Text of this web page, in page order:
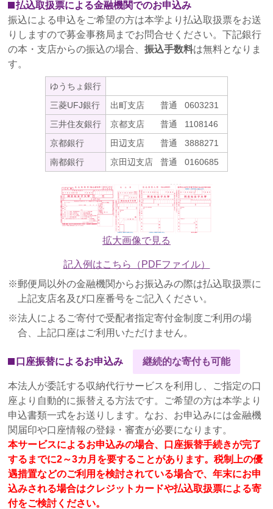
2022年度「ぶどうの樹サポーターの集い」のご案内
2022年12月13日
2022年中の日付での寄付領収書発行について
2022年11月30日
領収証発行日付基準の一部変更について
2022年11月17日
ぶどうの樹サポーターズ通信第9号を発行しました
2022年8月24日
2022年7月13日
第2回『ぶどうの樹オンライン講演会』を開催しまし
2022年6月20日
ぶどうの樹サポーターズ通信第８号を発行しました
2022年6月16日
【8/16（火）】大文字の送り火 観覧の会のご案内
2022年6月10日
【7/10（日）】ぶどうの樹オンライン講演会『くら
しをより豊かに～音楽と居住環境がもたらす効果
～』のご案内
2022年4月1日
2022年度の募集を開始いたしました
2022年2月24日
『ぶどうの樹オンライン講演会』を開催しました
払込取扱票による金融機関でのお申込み
振込による申込をご希望の方は本学より払込取扱票をお送
りしますので募金事務局までお問合せください。下記銀行
の本・支店からの振込の場合、振込手数料は無料となりま
す。
ゆうちょ銀行
三菱UFJ銀行
出町支店 普通
0603231
三井住友銀行
京都支店 普通
1108146
京都銀行
田辺支店 普通
3888271
南都銀行
京田辺支店 普通 0160685
拡大画像で見る
記入例はこちら（PDFファイル）
郵便局以外の金融機関からお振込みの際は払込取扱票に
上記支店名及び口座番号をご記入ください。
法人によるご寄付で受配者指定寄付金制度ご利用の場
合、上記口座はご利用いただけません。
口座振替によるお申込み
本法人が委託する収納代行サービスを利用し、ご指定の口
座より自動的に振替える方法です。ご希望の方は本学より
申込書類一式をお送りします。なお、お申込みには金融機
関届印や口座情報の登録・審査が必要になります。
本サービスによるお申込みの場合、口座振替手続きが完了
するまでに2～3カ月を要することがあります。税制上の優
遇措置などのご利用を検討されている場合で、年末にお申
込みされる場合はクレジットカードや払込取扱票による寄
付をご検討ください。